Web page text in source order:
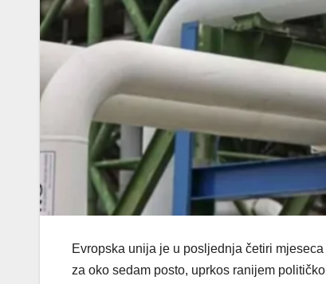
Evropska unija je u posljednja četiri
za oko sedam posto, uprkos ranijem